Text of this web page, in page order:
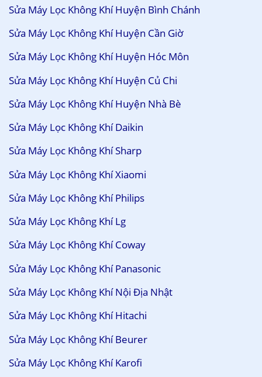
Sửa Máy Lọc Không Khí Huyện Bình Chánh
Sửa Máy Lọc Không Khí Huyện Cần Giờ
Sửa Máy Lọc Không Khí Huyện Hóc Môn
Sửa Máy Lọc Không Khí Huyện Củ Chi
Sửa Máy Lọc Không Khí Huyện Nhà Bè
Sửa Máy Lọc Không Khí Daikin
Sửa Máy Lọc Không Khí Sharp
Sửa Máy Lọc Không Khí Xiaomi
Sửa Máy Lọc Không Khí Philips
Sửa Máy Lọc Không Khí Lg
Sửa Máy Lọc Không Khí Coway
Sửa Máy Lọc Không Khí Panasonic
Sửa Máy Lọc Không Khí Nội Địa Nhật
Sửa Máy Lọc Không Khí Hitachi
Sửa Máy Lọc Không Khí Beurer
Sửa Máy Lọc Không Khí Karofi